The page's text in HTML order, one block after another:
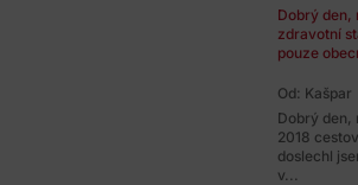
Dobrý den,
zdravotní
pouze
Od: Kašpar
Dobrý den,
2018
doslechl
v...